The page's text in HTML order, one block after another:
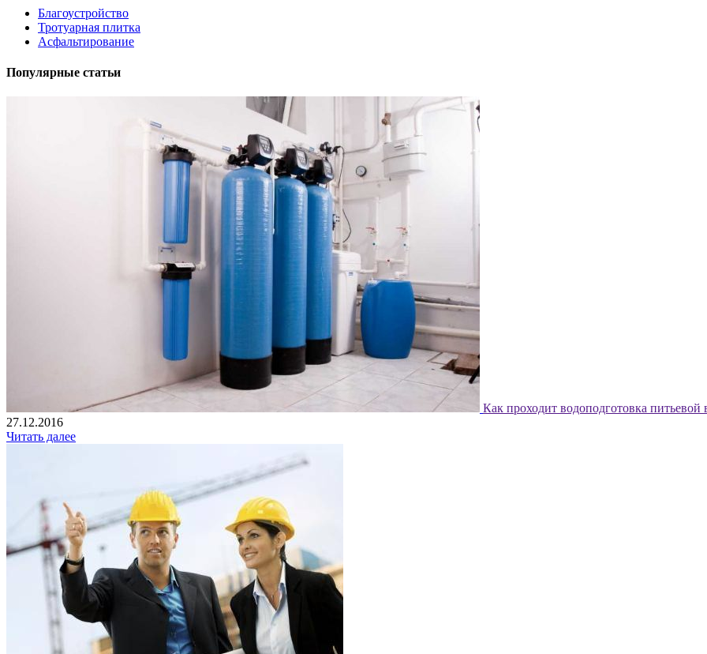
Благоустройство
Тротуарная плитка
Асфальтирование
Популярные статьи
Как проходит водоподготовка питьевой
27.12.2016
Читать далее